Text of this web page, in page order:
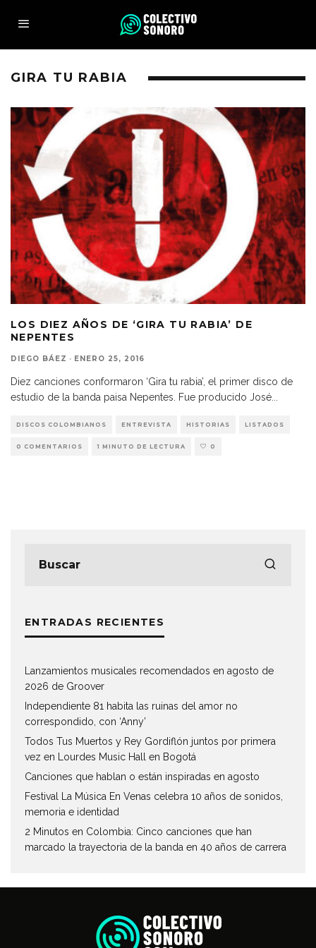
GIRA TU RABIA
LOS DIEZ AÑOS DE ‘GIRA TU RABIA’ DE
NEPENTES
DIEGO BÁEZ · ENERO 25, 2016
Diez canciones conformaron ‘Gira tu rabia’, el primer disco de
estudio de la banda paisa Nepentes. Fue producido José
DISCOS COLOMBIANOS ENTREVISTA HISTORIAS LISTADOS
0 COMENTARIOS 1 MINUTO DE LECTURA 0
ENTRADAS RECIENTES
Lanzamientos musicales recomendados en agosto de
2026 de Groover
Independiente 81 habita las ruinas del amor no
correspondido, con ‘Anny’
Todos Tus Muertos y Rey Gordiflón juntos por primera
vez en Lourdes Music Hall en Bogotá
Canciones que hablan o están inspiradas en agosto
Festival La Música En Venas celebra 10 años de sonidos,
memoria e identidad
2 Minutos en Colombia: Cinco canciones que han
marcado la trayectoria de la banda en 40 años de carrera